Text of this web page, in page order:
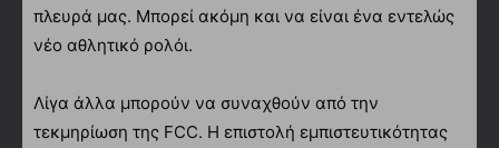
πλευρά μας. Μπορεί ακόμη και να είναι ένα εντελώς
νέο αθλητικό ρολόι.
Λίγα άλλα μπορούν να συναχθούν από την
τεκμηρίωση της FCC. Η επιστολή εμπιστευτικότητας